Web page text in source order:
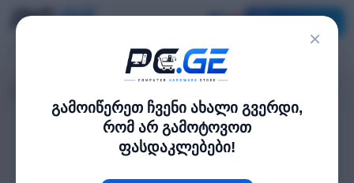
×
გამოიწერეთ ჩვენი ახალი გვერდი,
რომ არ გამოტოვოთ
ფასდაკლებები!